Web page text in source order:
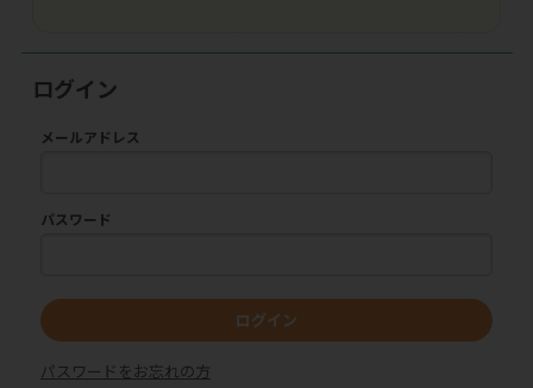
ログイン
メールアドレス
パスワード
ログイン
パスワードをお忘れの方